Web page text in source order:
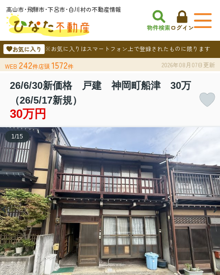
高山市･飛騨市･下呂市･白川村の不動産情報
物件検索ログイン
お気に入り ※お気に入りはスマートフォン上で登録されたものに限ります
WEB 242件店頭 1572件 2026年08月07日更新
26/6/30新価格 戸建 神岡町船津 30万
（26/5/17新規）
30万円
1/15